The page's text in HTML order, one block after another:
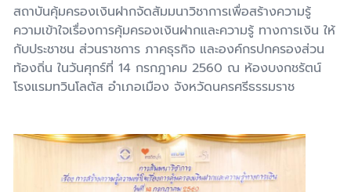
สถาบันคุ้มครองเงินฝากจัดสัมมนาวิชาการเพื่อสร้างความรู้
ความเข้าใจเรื่องการคุ้มครองเงินฝากและความรู้ ทางการเงิน ให้
กับประชาชน ส่วนราชการ ภาคธุรกิจ และองค์กรปกครองส่วน
ท้องถิ่น ในวันศุกร์ที่ 14 กรกฎาคม 2560 ณ ห้องบงกชรัตน์
โรงแรมทวินโลตัส อำเภอเมือง จังหวัดนครศรีธรรมราช